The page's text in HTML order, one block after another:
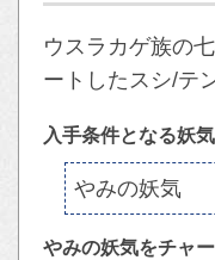
ウスラカゲ族の
ートしたスシ/テ
入手条件となる妖気
やみの妖気
やみの妖気をチャ